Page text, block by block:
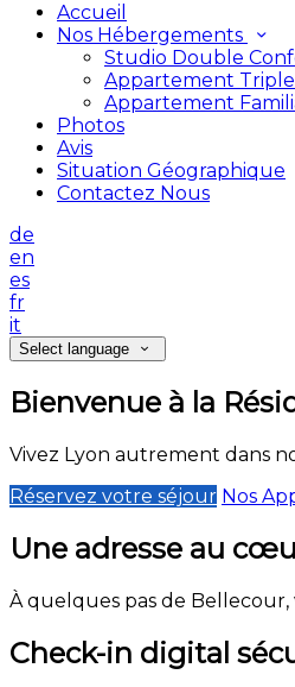
Accueil
Nos Hébergements
Studio Double
Appartement
Appartement
Photos
Avis
Situation Géographique
Contactez Nous
de
en
es
fr
it
Select language
Bienvenue à la
Vivez Lyon autrement dans
Réservez votre séjour Nos
Une adresse au
À quelques pas de
Check-in digital